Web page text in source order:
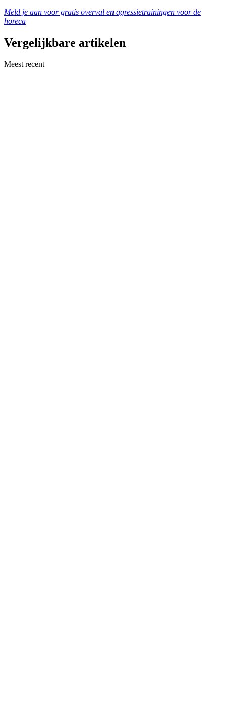
Meld je aan voor gratis overval en agressietrainingen voor de
horeca
Vergelijkbare artikelen
Meest recent